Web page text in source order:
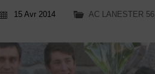
15 Avr 2014 AC LANESTER 56